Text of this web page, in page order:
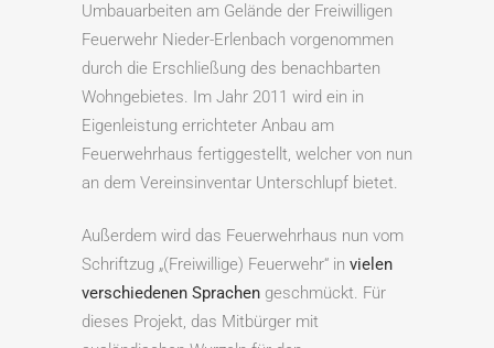
Umbauarbeiten am Gelände der Freiwilligen
Feuerwehr Nieder-Erlenbach vorgenommen
durch die Erschließung des benachbarten
Wohngebietes. Im Jahr 2011 wird ein in
Eigenleistung errichteter Anbau am
Feuerwehrhaus fertiggestellt, welcher von nun
an dem Vereinsinventar Unterschlupf bietet.
Außerdem wird das Feuerwehrhaus nun vom
Schriftzug „(Freiwillige) Feuerwehr“ in vielen
verschiedenen Sprachen geschmückt. Für
dieses Projekt, das Mitbürger mit